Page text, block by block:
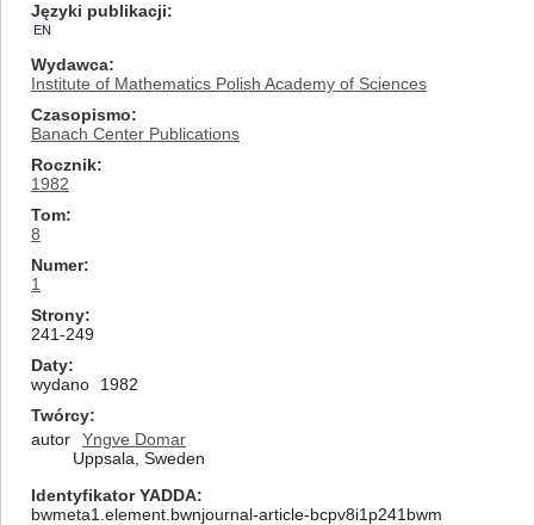
Języki publikacji
EN
Wydawca
Institute of Mathematics Polish Academy of Sciences
Czasopismo
Banach Center Publications
Rocznik
1982
Tom
8
Numer
1
Strony
241-249
Daty
wydano
1982
Twórcy
autor
Yngve Domar
Uppsala, Sweden
Identyfikator YADDA
bwmeta1.element.bwnjournal-article-bcpv8i1p241bwm